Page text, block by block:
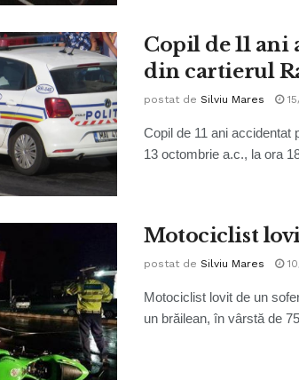
Copil de 11
din cartierul
postat de Silviu Mares
Copil de 11 ani accidentat
13 octombrie a.c., la ora
Motociclist
postat de Silviu Mares
Motociclist lovit de un
un brăilean, în vârstă de